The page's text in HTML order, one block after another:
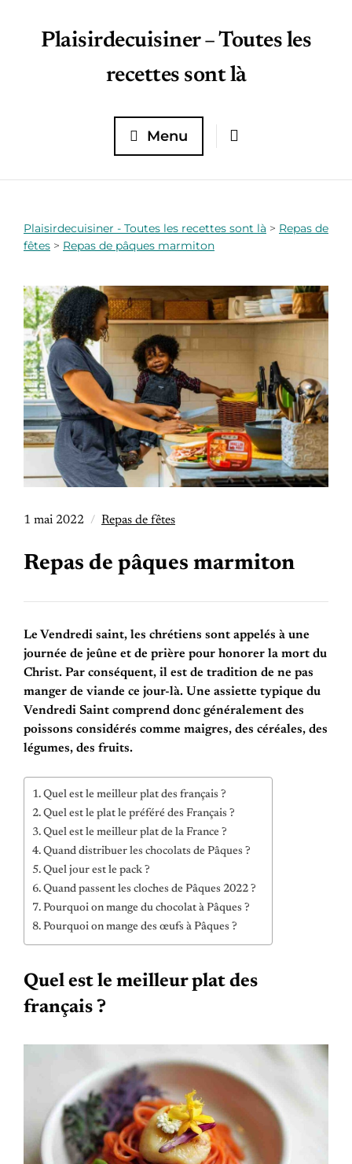
Plaisirdecuisiner – Toutes les
recettes sont là
Menu
Plaisirdecuisiner - Toutes les recettes sont là > Repas de
fêtes > Repas de pâques marmiton
1 mai 2022 Repas de fêtes
Repas de pâques marmiton
Le Vendredi saint, les chrétiens sont appelés à une
journée de jeûne et de prière pour honorer la mort du
Christ. Par conséquent, il est de tradition de ne pas
manger de viande ce jour-là. Une assiette typique du
Vendredi Saint comprend donc généralement des
poissons considérés comme maigres, des céréales, des
légumes, des fruits.
Quel est le meilleur plat des français ?
Quel est le plat le préféré des Français ?
Quel est le meilleur plat de la France ?
Quand distribuer les chocolats de Pâques ?
Quel jour est le pack ?
Quand passent les cloches de Pâques 2022 ?
Pourquoi on mange du chocolat à Pâques ?
Pourquoi on mange des œufs à Pâques ?
Quel est le meilleur plat des
français ?